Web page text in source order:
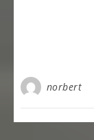
norbert